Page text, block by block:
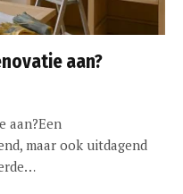
aan?
aan?Een
maar ook uitdagend